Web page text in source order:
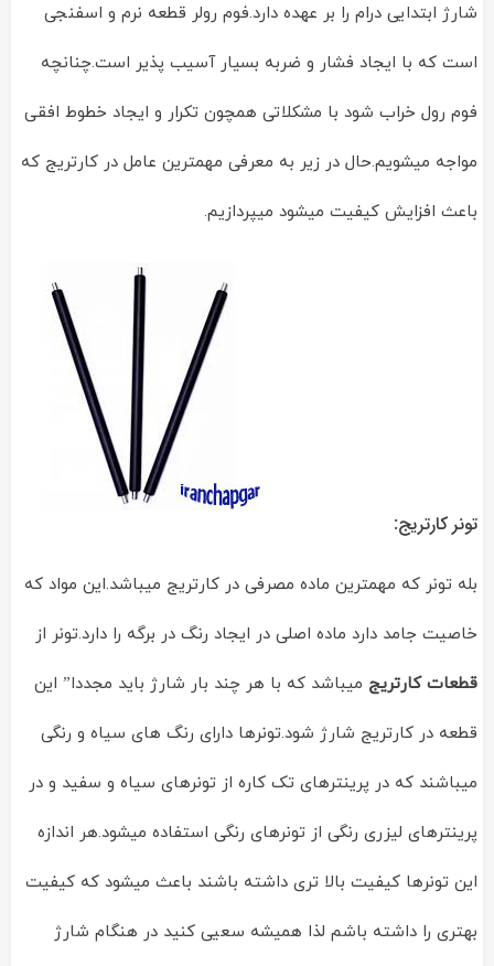
شارژ ابتدایی درام را بر عهده دارد.فوم رولر قطعه نرم و اسفنجی
است که با ایجاد فشار و ضربه بسیار آسیب پذیر است.چنانچه
فوم رول خراب شود با مشکلاتی همچون تکرار و ایجاد خطوط افقی
مواجه میشویم.حال در زیر به معرفی مهمترین عامل در کارتریج که
باعث افزایش کیفیت میشود میپردازیم.
تونر کارتریج:
بله تونر که مهمترین ماده مصرفی در کارتریج میباشد.این مواد که
خاصیت جامد دارد ماده اصلی در ایجاد رنگ در برگه را دارد.تونر از
قطعات کارتریج میباشد که با هر چند بار شارژ باید مجددا” این
قطعه در کارتریج شارژ شود.تونرها دارای رنگ های سیاه و رنگی
میباشند که در پرینترهای تک کاره از تونرهای سیاه و سفید و در
پرینترهای لیزری رنگی از تونرهای رنگی استفاده میشود.هر اندازه
این تونرها کیفیت بالا تری داشته باشند باعث میشود که کیفیت
بهتری را داشته باشم لذا همیشه سعیی کنید در هنگام شارژ